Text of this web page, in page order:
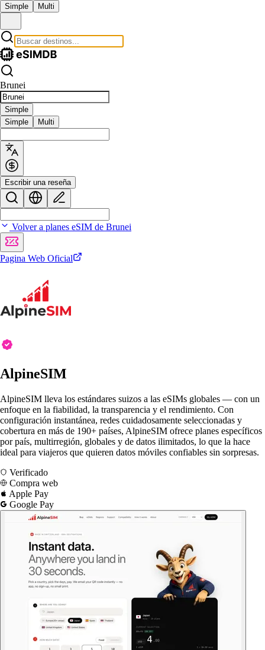
Simple Multi
Brunei
Simple
Simple
Multi
Escribir una reseña
Volver a planes eSIM de Brunei
Pagina Web Oficial
AlpineSIM
AlpineSIM lleva los estándares suizos a las eSIMs globales — con un
enfoque en la fiabilidad, la transparencia y el rendimiento. Con
configuración instantánea, redes cuidadosamente seleccionadas y
cobertura en más de 190+ países, AlpineSIM ofrece planes específicos
por país, multirregión, globales y de datos ilimitados, lo que la hace
ideal para viajeros que quieren datos móviles confiables sin sorpresas.
Verificado
Compra web
Apple Pay
Google Pay